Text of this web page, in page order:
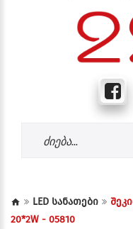
LED სანათები
20*2W - 05810